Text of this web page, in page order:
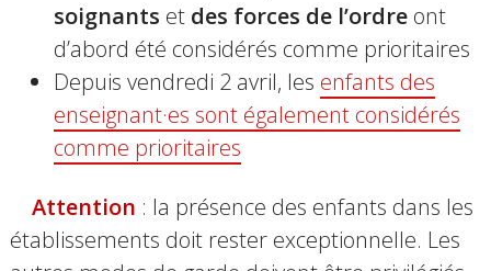
soignants etdes forces de l’ordreont
d’abord été considérés comme prioritaires
Depuis vendredi 2 avril, les enfants des
enseignant·es sont également considérés
comme prioritaires
Attention : la présence des enfants dans les
établissements doit rester exceptionnelle. Les